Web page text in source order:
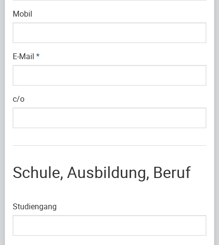
Mobil
E-Mail *
c/o
Schule, Ausbildung, Beruf
Studiengang